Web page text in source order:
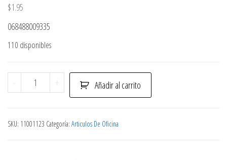
$1.95
068488009335
110 disponibles
-
Sacapunta
Metalico
Ps933Bl
+ Añadir al carrito
SKU: 11001123 Categoría: Articulos De Oficina